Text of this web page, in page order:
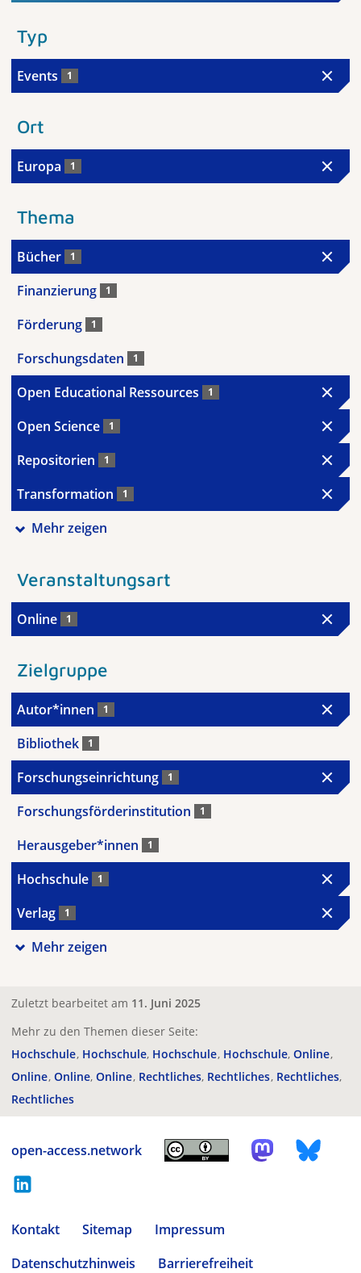
Typ
Events 1
Ort
Europa 1
Thema
Bücher 1
Finanzierung 1
Förderung 1
Forschungsdaten 1
Open Educational Ressources 1
Open Science 1
Repositorien 1
Transformation 1
Mehr zeigen
Veranstaltungsart
Online 1
Zielgruppe
Autor*innen 1
Bibliothek 1
Forschungseinrichtung 1
Forschungsförderinstitution 1
Herausgeber*innen 1
Hochschule 1
Verlag 1
Mehr zeigen
Zuletzt bearbeitet am 11. Juni 2025
Mehr zu den Themen dieser Seite:
Hochschule Hochschule Hochschule Hochschule Online
Online Online Online Rechtliches Rechtliches Rechtliches
Rechtliches
open-access.network
Kontakt Sitemap
Impressum
Datenschutzhinweis
Barrierefreiheit